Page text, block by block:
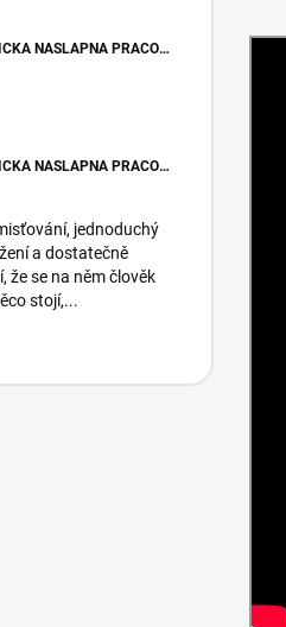
AP2030 TELESKOPICKÁ NÁŠLAPNÁ PRACOVNÍ PLOŠINA
AP2030 TELESKOPICKÁ NÁŠLAPNÁ PRACOVNÍ PLOŠINA
jednoduchý
a dostatečně
že se na něm člověk
stojí,...